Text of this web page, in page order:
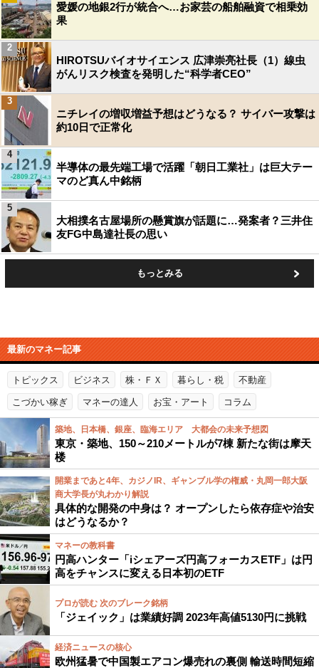
愛媛の地銀2行が統合へ…お家芸の船舶融資で相乗効
果
HIROTSUバイオサイエンス 広津崇亮社長（1）線虫
がんリスク検査を発明した“科学者CEO”
2
ニチレイの増収増益予想はどうなる？ サイバー攻撃は
約10日で正常化
3
半導体の最先端工場で活躍「朝日工業社」は巨大テー
マのど真ん中銘柄
4
大相撲名古屋場所の懸賞旗が話題に…発案者？三井住
友FG中島達社長の思い
5
もっとみる
最新のマネー記事
トピックス ビジネス 株・ＦＸ 暮らし・税 不動産
こづかい稼ぎ マネーの達人 お宝・アート コラム
築地、日本橋、銀座、臨海エリア 大都会の未来予想図
東京・築地、150～210メートルが7棟 新たな街は摩天
楼
開業まであと4年、カジノIR、ギャンブル学の権威・丸岡一郎大阪
商大学長が丸わかり解説
具体的な開発の中身は？ オープンしたら依存症や治安
はどうなるか？
マネーの教科書
円高ハンター「iシェアーズ円高フォーカスETF」は円
高をチャンスに変える日本初のETF
プロが読む 次のブレーク銘柄
「ジェイック」は業績好調 2023年高値5130円に挑戦
経済ニュースの核心
欧州猛暑で中国製エアコン爆売れの裏側 輸送時間短縮